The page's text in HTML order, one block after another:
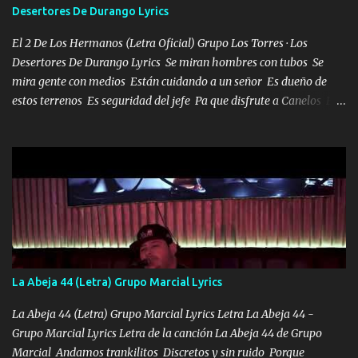
misma piedra me vuelvo a tropezar Cuando ando de enamorado
en corto me tiró a per...
Desertores De Durango Lyrics
El 2 De Los Hermanos (Letra Oficial) Grupo Los Torres · Los
Desertores De Durango Lyrics Se miran hombres con tubos Se
mira gente con medios Están cuidando a un señor Es dueño de
estos terrenos Es seguridad del jefe Pa que disfrute a Canelos Es
ni tampoco las mujeres porque es platica de grandes por eso hay
que estar alegres doy las instrucciones para atender los deberes
Música Si es que salta algún problema de confianza tengo gente
ahí está el Hombre Cuarenta y también Pariente 7 arreglan
cualquier problema no más es cuestión que ordené NOS HACE
FALTA UN HERMANO DE CLAVE ERA EL 24 SIEMPRE FUE UN
HOMBRE VALIENTE POR ALGO M'URIÓ PELEAND0 SIEMPRE
VIO POR LA FAMILIA PARA QUE SIGA EL LEGADO Es el DOS de
los HERMANOS un cerebro inteligente y com...
La Abeja 44 (Letra) Grupo Marcial Lyrics
La Abeja 44 (Letra) Grupo Marcial Lyrics Letra La Abeja 44 -
Grupo Marcial Lyrics Letra de la canción La Abeja 44 de Grupo
Marcial Andamos trankilitos Discretos y sin ruido Porque